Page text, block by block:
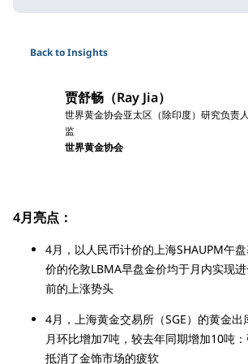
Back to Insights
贾舒畅（Ray Jia）
世界黄金协会亚太区（除印度）研究负责
监
世界黄金协会
4月亮点：
4月，以人民币计价的上海SHAUPM午
价的伦敦LBMA早盘金价均于月内实现
前的上涨势头
4月，上海黄金交易所（SGE）的黄金
月环比增加7吨，较去年同期增加10吨
抵消了金饰市场的疲软